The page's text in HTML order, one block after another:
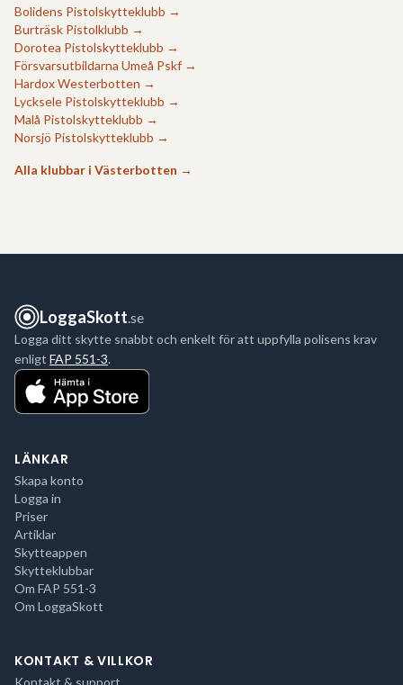
Bolidens Pistolskytteklubb →
Burträsk Pistolklubb →
Dorotea Pistolskytteklubb →
Försvarsutbildarna Umeå Pskf →
Hardox Westerbotten →
Lycksele Pistolskytteklubb →
Malå Pistolskytteklubb →
Norsjö Pistolskytteklubb →
Alla klubbar i Västerbotten →
LoggaSkott.se
Logga ditt skytte snabbt och enkelt för att uppfylla polisens krav
enligt FAP 551-3.
LÄNKAR
Skapa konto
Logga in
Priser
Artiklar
Skytteappen
Skytteklubbar
Om FAP 551-3
Om LoggaSkott
KONTAKT & VILLKOR
Kontakt & support